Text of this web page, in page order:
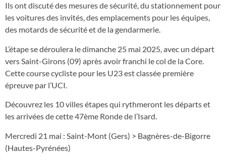
Ils ont discuté des mesures de sécurité, du stationnement pour
les voitures des invités, des emplacements pour les équipes,
des motards de sécurité et de la gendarmerie.
L’étape se déroulera le dimanche 25 mai 2025, avec un départ
vers Saint-Girons (09) après avoir franchi le col de la Core.
Cette course cycliste pour les U23 est classée première
épreuve par l’UCI.
Découvrez les 10 villes étapes qui rythmeront les départs et
les arrivées de cette 47ème Ronde de l’Isard.
Mercredi 21 mai : Saint-Mont (Gers) > Bagnères-de-Bigorre
(Hautes-Pyrénées)